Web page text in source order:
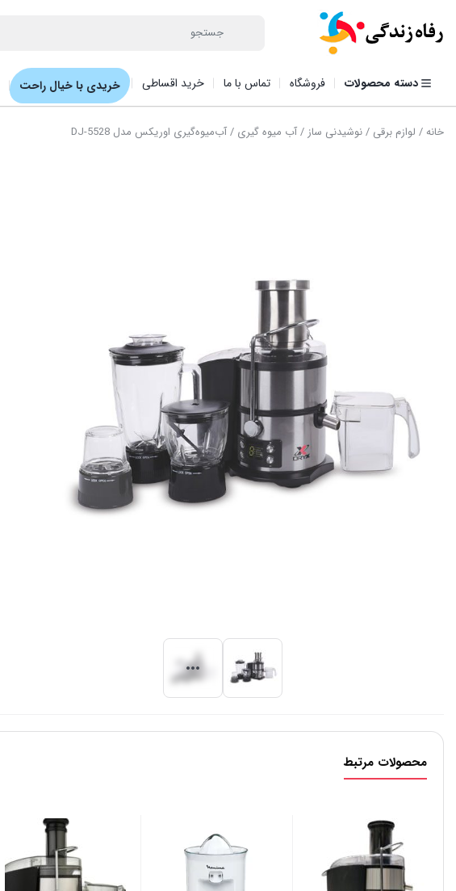
دسته محصولات فروشگاه تماس با ما خرید اقساطی خریدی با خیال راحت
خانه/ لوازم برقی /نوشیدنی ساز /آب میوه گیری / آب‌میوه‌گیری اوریکس مدل DJ-5528
محصولات مرتبط